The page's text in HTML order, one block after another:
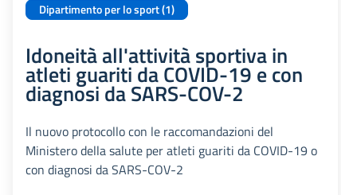
Dipartimento per lo sport (1)
Idoneità all'attività sportiva in
atleti guariti da COVID-19 e con
diagnosi da SARS-COV-2
Il nuovo protocollo con le raccomandazioni del
Ministero della salute per atleti guariti da COVID-19 o
con diagnosi da SARS-COV-2